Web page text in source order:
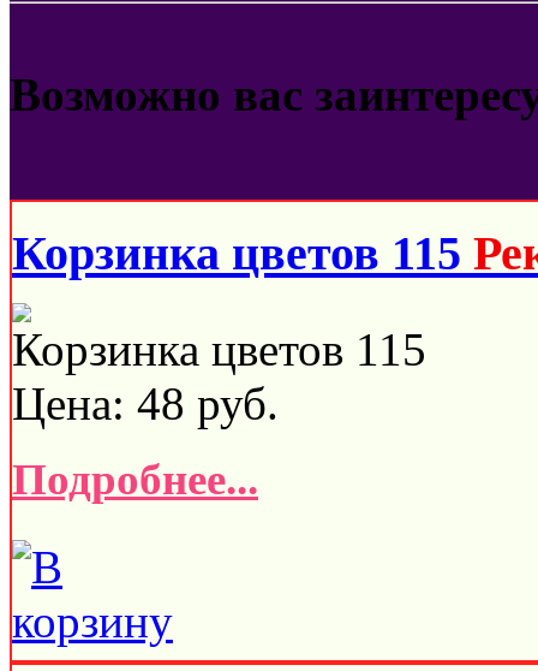
Возможно вас
Корзинка цветов 115
Корзинка цветов 115
Цена: 48 руб.
Подробнее...